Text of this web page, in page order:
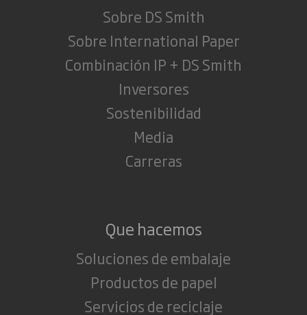
Sobre DS Smith
Sobre International Paper
Combinación IP + DS Smith
Inversores
Sostenibilidad
Media
Carreras
Que hacemos
Soluciones de embalaje
Productos de papel
Servicios de reciclaje